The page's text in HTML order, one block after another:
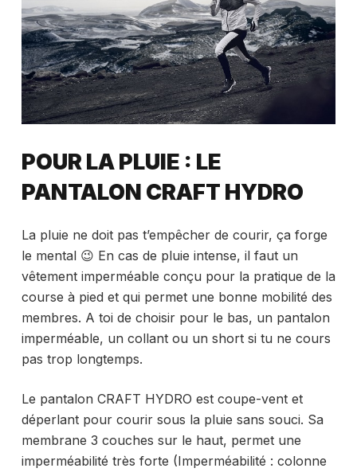
POUR LA PLUIE : LE
PANTALON CRAFT HYDRO
La pluie ne doit pas t’empêcher de courir, ça forge
le mental 😉 En cas de pluie intense, il faut un
vêtement imperméable conçu pour la pratique de la
course à pied et qui permet une bonne mobilité des
membres. A toi de choisir pour le bas, un pantalon
imperméable, un collant ou un short si tu ne cours
pas trop longtemps.
Le pantalon CRAFT HYDRO est coupe-vent et
déperlant pour courir sous la pluie sans souci. Sa
membrane 3 couches sur le haut, permet une
imperméabilité très forte (Imperméabilité : colonne